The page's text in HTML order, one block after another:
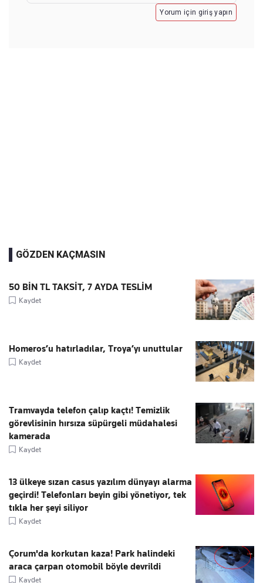
Yorum için giriş yapın
GÖZDEN KAÇMASIN
50 BİN TL TAKSİT, 7 AYDA TESLİM
Kaydet
Homeros’u hatırladılar, Troya’yı unuttular
Kaydet
Tramvayda telefon çalıp kaçtı! Temizlik
görevlisinin hırsıza süpürgeli müdahalesi
kamerada
Kaydet
13 ülkeye sızan casus yazılım dünyayı alarma
geçirdi! Telefonları beyin gibi yönetiyor, tek
tıkla her şeyi siliyor
Kaydet
Çorum'da korkutan kaza! Park halindeki
araca çarpan otomobil böyle devrildi
Kaydet